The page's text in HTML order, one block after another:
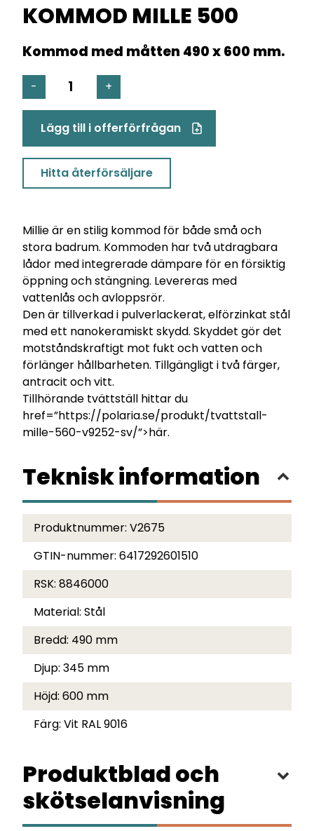
KOMMOD MILLE 500
Kommod med måtten 490 x 600 mm.
-
KOMMOD
MILLE
mängd
+
Lägg till i offerförfrågan
Hitta återförsäljare
Millie är en stilig kommod för både små och
stora badrum. Kommoden har två utdragbara
lådor med integrerade dämpare för en försiktig
öppning och stängning. Levereras med
vattenlås och avloppsrör.
Den är tillverkad i pulverlackerat, elförzinkat stål
med ett nanokeramiskt skydd. Skyddet gör det
motståndskraftigt mot fukt och vatten och
förlänger hållbarheten. Tillgängligt i två färger,
antracit och vitt.
Tillhörande tvättställ hittar du
href=”https://polaria.se/produkt/tvattstall-
mille-560-v9252-sv/”>här.
Teknisk information
Produktnummer: V2675
GTIN-nummer: 6417292601510
RSK: 8846000
Material: Stål
Bredd: 490 mm
Djup: 345 mm
Höjd: 600 mm
Färg: Vit RAL 9016
Produktblad och
skötselanvisning